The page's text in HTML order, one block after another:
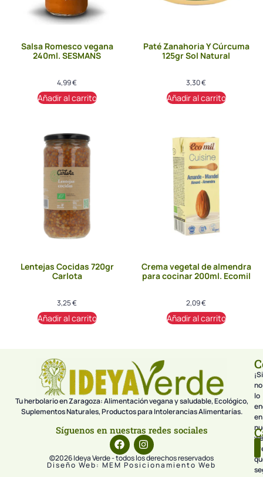
Salsa Romesco vegana
240ml. SESMANS
4,99€
Añadir al carrito
Paté Zanahoria Y Cúrcuma
125gr Sol Natural
3,30€
Añadir al carrito
Lentejas Cocidas 720gr
Carlota
3,25€
Añadir al carrito
Crema vegetal de almendra
para cocinar 200ml. Ecomil
2,09€
Añadir al carrito
Tu herbolario en Zaragoza: Alimentación vegana y saludable, Ecológico,
Suplementos Naturales, Productos para Intolerancias Alimentarías.
Síguenos en nuestras redes sociales
©2026 Ideya Verde - todos los derechos reservados
Diseño Web: MEM Posicionamiento Web
¡Si
no
lo
en